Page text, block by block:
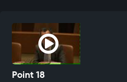
Point 18